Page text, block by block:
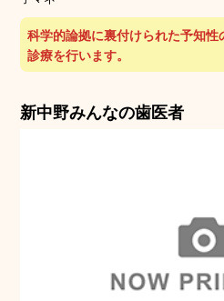
科学的論拠に裏付けられた予知
診療を行います。
新中野みんなの歯医者